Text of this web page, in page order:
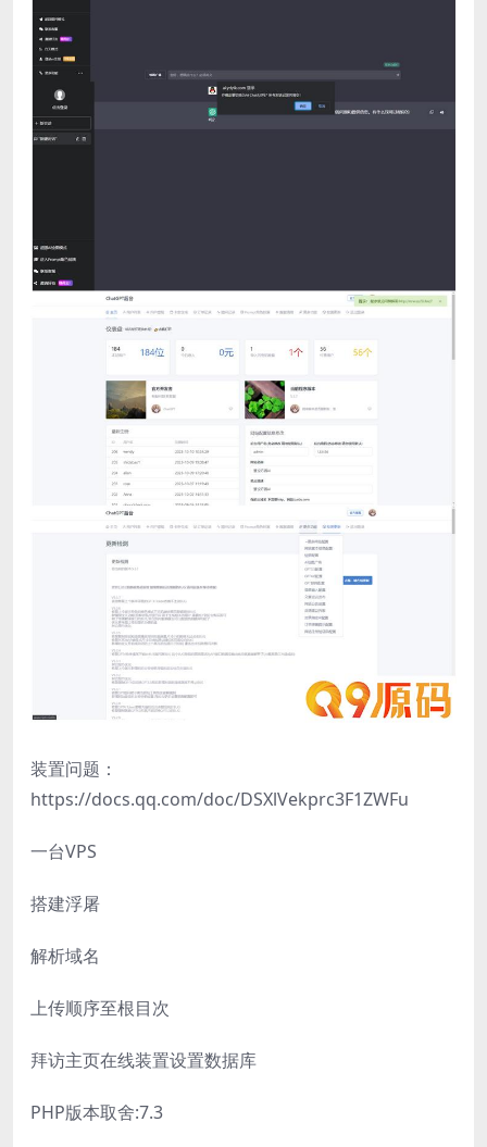
装置问题：
https://docs.qq.com/doc/DSXlVekprc3F1ZWFu
一台VPS
搭建浮屠
解析域名
上传顺序至根目次
拜访主页在线装置设置数据库
PHP版本取舍:7.3